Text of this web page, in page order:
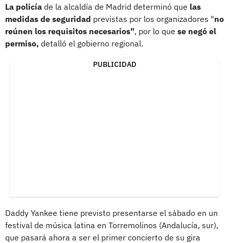
La policía de la alcaldía de Madrid determinó que las
medidas de seguridad previstas por los organizadores "no
reúnen los requisitos necesarios", por lo que se negó el
permiso, detalló el gobierno regional.
PUBLICIDAD
Daddy Yankee tiene previsto presentarse el sábado en un
festival de música latina en Torremolinos (Andalucía, sur),
que pasará ahora a ser el primer concierto de su gira